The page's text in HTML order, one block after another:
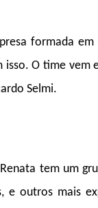
formada em
O time vem
Selmi.
tem um
e outros mais